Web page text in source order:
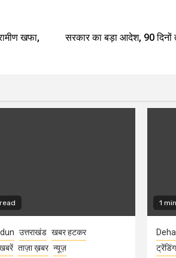
खफा,
सरकार का बड़ा आदेश, 90 दिनों
उत्तराखंड खबर हटकर
ताज़ा ख़बर न्यूज़
1